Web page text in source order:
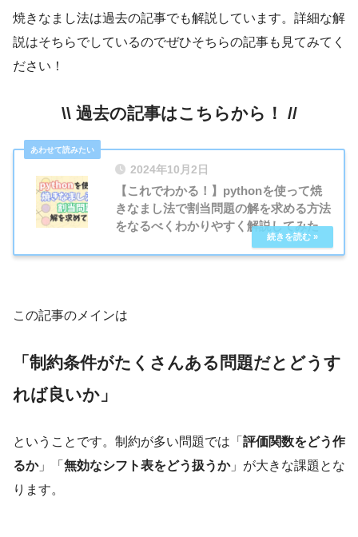
焼きなまし法は過去の記事でも解説しています。詳細な解
説はそちらでしているのでぜひそちらの記事も見てみてく
ださい！
\\ 過去の記事はこちらから！ //
2024年10月2日
【これでわかる！】pythonを使って焼
きなまし法で割当問題の解を求める方法
をなるべくわかりやすく解説してみた
この記事のメインは
「制約条件がたくさんある問題だとどうす
れば良いか」
ということです。制約が多い問題では「 評価関数をどう作
るか」「 無効なシフト表をどう扱うか」が大きな課題とな
ります。